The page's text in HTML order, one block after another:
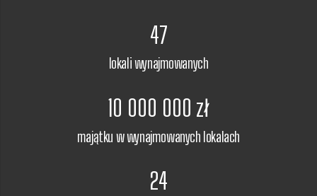
47
lokali wynajmowanych
10 000 000 zł
majątku w wynajmowanych lokalach
24